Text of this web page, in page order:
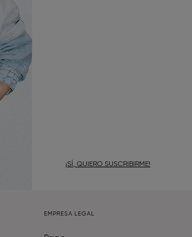
¡SÍ, QUIERO SUSCRIBIRME!
EMPRESA LEGAL